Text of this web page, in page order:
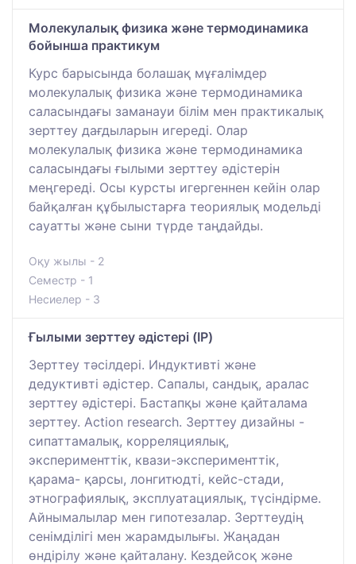
Молекулалық физика және термодинамика
бойынша практикум
Курс барысында болашақ мұғалімдер
молекулалық физика және термодинамика
саласындағы заманауи білім мен практикалық
зерттеу дағдыларын игереді. Олар
молекулалық физика және термодинамика
саласындағы ғылыми зерттеу әдістерін
меңгереді. Осы курсты игергеннен кейін олар
байқалған құбылыстарға теориялық модельді
сауатты және сыни түрде таңдайды.
Оқу жылы - 2
Семестр - 1
Несиелер - 3
Ғылыми зерттеу әдістері (IP)
Зерттеу тәсілдері. Индуктивті және
дедуктивті әдістер. Сапалы, сандық, аралас
зерттеу әдістері. Бастапқы және қайталама
зерттеу. Action research. Зерттеу дизайны -
сипаттамалық, корреляциялық,
эксперименттік, квази-эксперименттік,
қарама- қарсы, лонгитюдті, кейс-стади,
этнографиялық, эксплуатациялық, түсіндірме.
Айнымалылар мен гипотезалар. Зерттеудің
сенімділігі мен жарамдылығы. Жаңадан
өндірілу және қайталану. Кездейсоқ және